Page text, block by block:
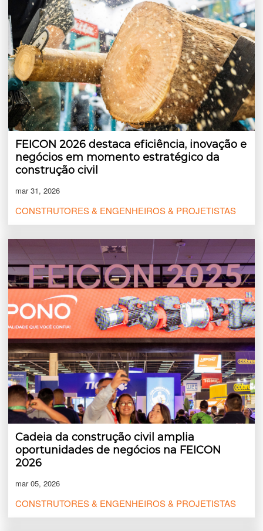
FEICON 2026 destaca eficiência, inovação e
negócios em momento estratégico da
construção civil
mar 31, 2026
CONSTRUTORES & ENGENHEIROS & PROJETISTAS
Cadeia da construção civil amplia
oportunidades de negócios na FEICON
2026
mar 05, 2026
CONSTRUTORES & ENGENHEIROS & PROJETISTAS